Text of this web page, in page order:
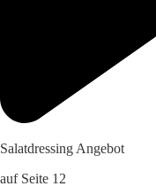
Salatdressing Angebot
auf Seite 12